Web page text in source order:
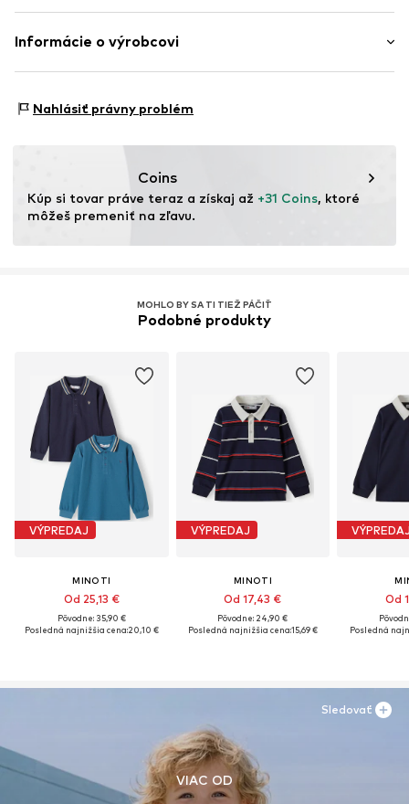
Materiál: 100% Bavlna
Informácie o výrobcovi
03-844 Warsaw
Nahlásiť právny problém
Coins
Kúp si tovar práve teraz a získaj až +31 Coins, ktoré
môžeš premeniť na zľavu.
MOHLO BY SA TI TIEŽ PÁČIŤ
Podobné produkty
VÝPREDAJ
MINOTI
Od 25,13 €
Pôvodne: 35,90 €
Posledná najnižšia cena:20,10 €
VÝPREDAJ
MINOTI
Od 17,43 €
Pôvodne: 24,90 €
Posledná najnižšia cena:15,69 €
Od
Posledná
VIAC OD
Sledovať